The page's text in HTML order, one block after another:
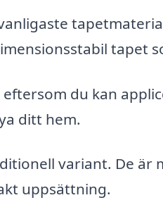
tapet
du kan
ditt hem.
variant. De är
uppsättning.